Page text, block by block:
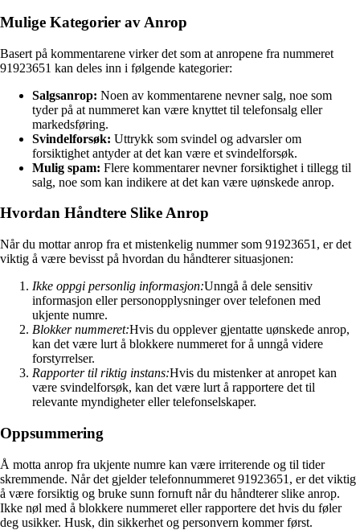
Mulige Kategorier av Anrop
Basert på kommentarene virker det som at anropene fra nummeret
91923651 kan deles inn i følgende kategorier:
Salgsanrop: Noen av kommentarene nevner salg, noe som
tyder på at nummeret kan være knyttet til telefonsalg eller
markedsføring.
Svindelforsøk: Uttrykk som svindel og advarsler om
forsiktighet antyder at det kan være et svindelforsøk.
Mulig spam: Flere kommentarer nevner forsiktighet i tillegg til
salg, noe som kan indikere at det kan være uønskede anrop.
Hvordan Håndtere Slike Anrop
Når du mottar anrop fra et mistenkelig nummer som 91923651, er det
viktig å være bevisst på hvordan du håndterer situasjonen:
Ikke oppgi personlig informasjon:Unngå å dele sensitiv
informasjon eller personopplysninger over telefonen med
ukjente numre.
Blokker nummeret:Hvis du opplever gjentatte uønskede anrop,
kan det være lurt å blokkere nummeret for å unngå videre
forstyrrelser.
Rapporter til riktig instans:Hvis du mistenker at anropet kan
være svindelforsøk, kan det være lurt å rapportere det til
relevante myndigheter eller telefonselskaper.
Oppsummering
Å motta anrop fra ukjente numre kan være irriterende og til tider
skremmende. Når det gjelder telefonnummeret 91923651, er det viktig
å være forsiktig og bruke sunn fornuft når du håndterer slike anrop.
Ikke nøl med å blokkere nummeret eller rapportere det hvis du føler
deg usikker. Husk, din sikkerhet og personvern kommer først.